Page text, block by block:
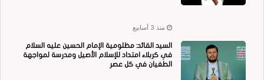
منذ 3 أسابيع
السيد القائد: مظلومية الإمام الحسين عليه السلام
في كربلاء امتداد للإسلام الأصيل ومدرسة لمواجهة
الطغيان في كل عصر